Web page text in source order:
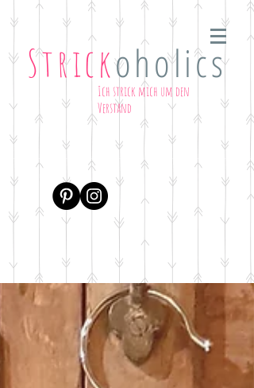
Strickoholics
Ich strick mich um den
Verstand